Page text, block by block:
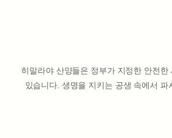
히말라야 산양들은 정부가 지정한 안전한
있습니다. 생명을 지키는 공생 속에서 파